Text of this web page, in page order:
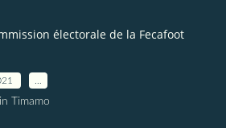
électorale de la Fecafoot
Timamo